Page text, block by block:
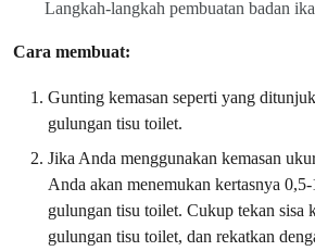
Langkah-langkah pembuatan badan
Cara membuat:
Gunting kemasan seperti yang
gulungan tisu toilet.
Jika Anda menggunakan kemasan
Anda akan menemukan kertasnya
gulungan tisu toilet. Cukup tekan sisa
gulungan tisu toilet, dan rekatkan